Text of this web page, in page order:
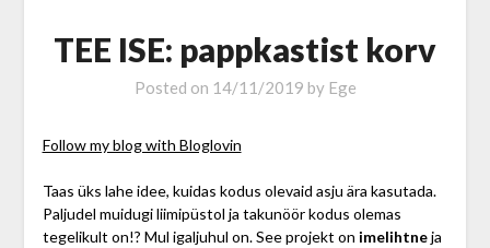
TEE ISE: pappkastist korv
Posted on 14/11/2019 by Ege
Follow my blog with Bloglovin
Taas üks lahe idee, kuidas kodus olevaid asju ära kasutada.
Paljudel muidugi liimipüstol ja takunöör kodus olemas
tegelikult on!? Mul igaljuhul on. See projekt on imelihtneja